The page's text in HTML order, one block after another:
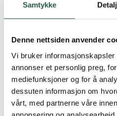
Samtykke
Denne nettsiden anvender
Vi bruker informasjonskapsler
annonser et personlig preg,
mediefunksjoner og for å
dessuten informasjon om
vårt, med partnerne våre
AS25 - Fiberbindemiddel
asbestfibre
AS25 brukes til å fiksere støv og
både innendørs og utendørs.
Produktinformasjon
Fiberbindemiddel for